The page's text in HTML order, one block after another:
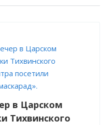
в Царском
Тихвинского